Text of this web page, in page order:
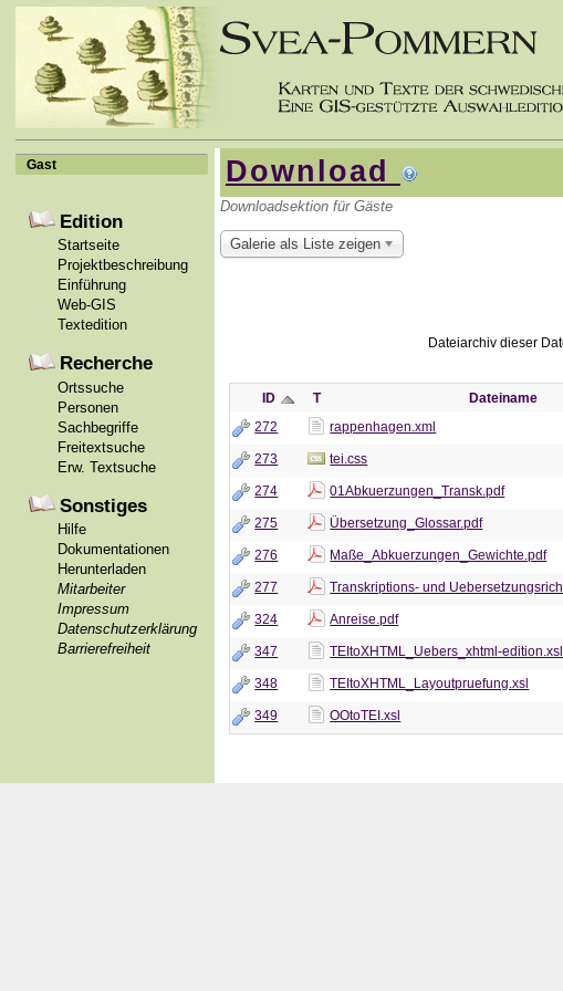
Download
Downloadsektion für Gäste
Galerie als Liste zeigen
Dateiarchiv dieser
ID T Dateiname
272
rappenhagen.xml
273 tei.css
274 01Abkuerzungen_Transk.pdf
275 Übersetzung_Glossar.pdf
276 Maße_Abkuerzungen_Gewichte.pdf
277 Transkriptions- und
324 Anreise.pdf
347 TEItoXHTML_Uebers_xhtml-edition.xsl
348 TEItoXHTML_Layoutpruefung.xsl
349 OOtoTEI.xsl
Gast
Edition
Startseite
Projektbeschreibung
Einführung
Web-GIS
Textedition
Recherche
Ortssuche
Personen
Sachbegriffe
Freitextsuche
Erw. Textsuche
Sonstiges
Hilfe
Dokumentationen
Herunterladen
Mitarbeiter
Impressum
Datenschutzerklärung
Barrierefreiheit